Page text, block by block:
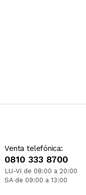
Venta telefónica:
0810 333 8700
LU-VI de 08:00 a 20:00
SA de 09:00 a 13:00